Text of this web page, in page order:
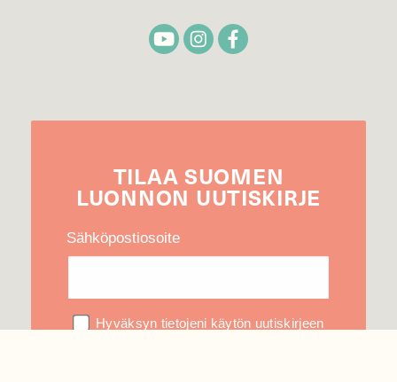
TILAA SUOMEN
LUONNON UUTIS­KIRJE
Sähköpostiosoite
Hyväksyn tietojeni käytön uutiskirjeen